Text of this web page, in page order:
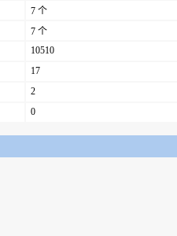
7 个
7 个
10510
17
2
0